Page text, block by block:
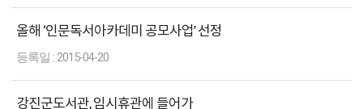
올해 ‘인문독서아카데미 공모사업’ 선정
2015-04-20
강진군도서관, 임시휴관에 들어가